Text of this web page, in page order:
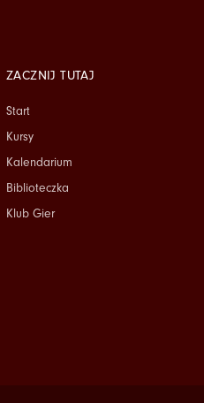
ZACZNIJ TUTAJ
Start
Kursy
Kalendarium
Biblioteczka
Klub Gier